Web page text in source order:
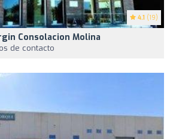
4.1 (19)
Consolacion Molina
de contacto